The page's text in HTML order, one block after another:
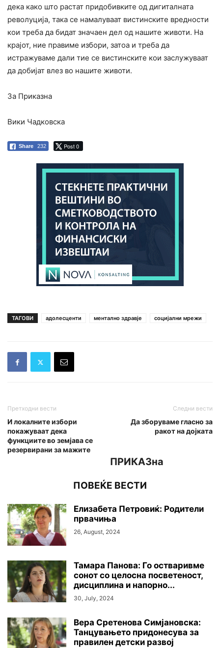
дека како што растат придобивките од дигиталната
револуција, така се намалуваат вистинските вредности
кои треба да бидат значаен дел од нашите животи. На
крајот, ние правиме избори, затоа и треба да
истражуваме дали тие се вистинските кои заслужуваат
да добијат влез во нашите животи.
За Приказна
Вики Чадковска
Share 232 Post 0
ТАГОВИ адолесценти ментално здравје социјални мрежи
Претходни вести
И локалните избори
покажуваат дека
функциите во земјава се
резервирани за мажите
Следни вести
Да зборуваме гласно за
ракот на дојката
ПРИКАЗна
ПОВЕЌЕ ВЕСТИ
Елизабета Петровиќ: Родители
првачиња
26, August, 2024
Тамара Панова: Го остваривме
сонот со целосна посветеност,
дисциплина и напорно...
30, July, 2024
Вера Сретенова Симјановска:
Танцувањето придонесува за
правилен детски развој